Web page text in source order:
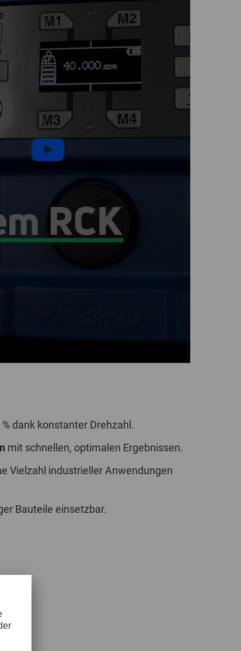
dank konstanter Drehzahl.
mit schnellen, optimalen Ergebnissen.
Vielzahl industrieller Anwendungen
Bauteile einsetzbar.